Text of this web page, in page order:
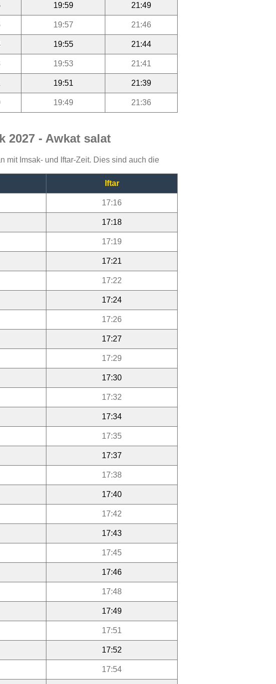
19:59 21:49
19:57 21:46
19:55 21:44
19:53 21:41
19:51 21:39
19:49 21:36
2027 - Awkat salat
mit Imsak- und Iftar-Zeit. Dies sind auch die
Iftar
17:16
17:18
17:19
17:21
17:22
17:24
17:26
17:27
17:29
17:30
17:32
17:34
17:35
17:37
17:38
17:40
17:42
17:43
17:45
17:46
17:48
17:49
17:51
17:52
17:54